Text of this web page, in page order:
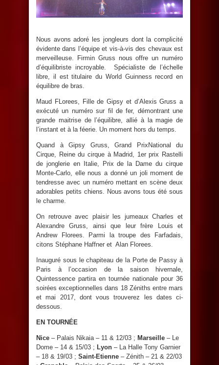
Nous avons adoré les jongleurs dont la complicité
évidente dans l’équipe et vis-à-vis des chevaux est
merveilleuse. Firmin Gruss nous offre un numéro
d’équilibriste incroyable. Spécialiste de l’échelle
libre, il est titulaire du World Guinness record en
équilibre de bras.
Maud FLorees, Fille de Gipsy et d’Alexis Gruss a
exécuté un numéro sur fil de fer, démontrant une
grande maitrise de l’équilibre, allié à la magie de
l’instant et à la féerie. Un moment hors du temps.
Quand à Gipsy Gruss, Grand PrixNational du
Cirque, Reine du cirque à Madrid, 1er prix Rastelli
de jonglerie en Italie, Prix de la Dame du cirque
Monte-Carlo, elle nous a donné un joli moment de
tendresse avec un numéro mettant en scène deux
adorables petits chiens. Nous avons tous été sous
le charme.
On retrouve avec plaisir les jumeaux Charles et
Alexandre Gruss, ainsi que leur frère Louis et
Andrew Florees. Parmi la troupe des Farfadais,
citons Stéphane Haffner et Alan Florees.
Inauguré sous le chapiteau de la Porte de Passy à
Paris à l’occasion de la saison hivernale,
Quintessence partira en tournée nationale pour 36
soirées exceptionnelles dans 18 Zéniths entre mars
et mai 2017, dont vous trouverez les dates ci-
dessous.
EN TOURNÉE
Nice – Palais Nikaia – 11 & 12/03 ; Marseille – Le
Dome – 14 & 15/03 ; Lyon – La Halle Tony Garnier
– 18 & 19/03 ; Saint-Etienne – Zénith – 21 & 22/03